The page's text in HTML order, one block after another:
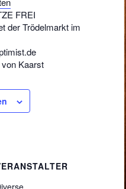
FREI
der Trödelmarkt im
Kaarst